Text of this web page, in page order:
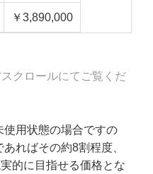
￥3,890,000
クロールにてご覧くだ
使用状態の場合ですの
ればその約8割程度、
的に目指せる価格とな